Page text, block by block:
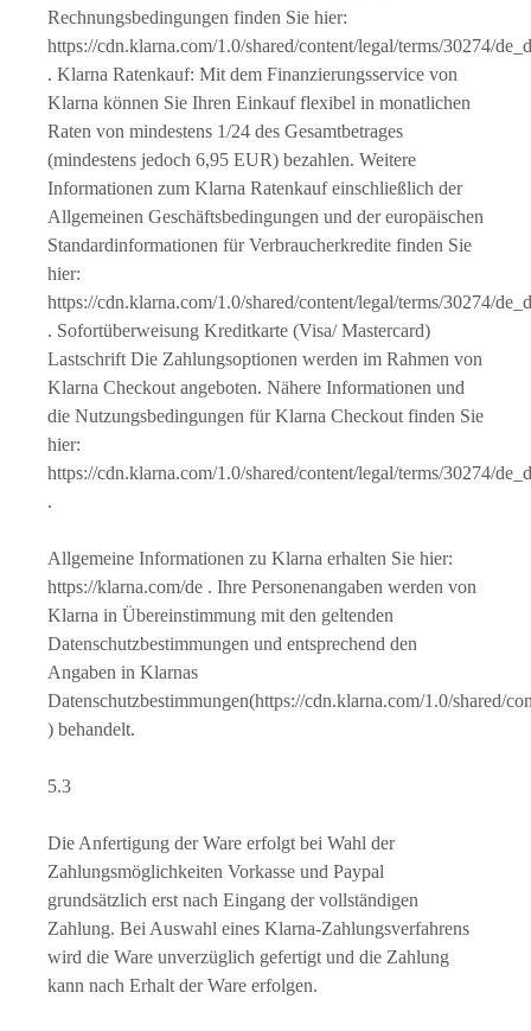
Rechnungsbedingungen finden Sie hier:
https://cdn.klarna.com/1.0/shared/content/legal/terms/30274/
. Klarna Ratenkauf: Mit dem Finanzierungsservice von
Klarna können Sie Ihren Einkauf flexibel in monatlichen
Raten von mindestens 1/24 des Gesamtbetrages
(mindestens jedoch 6,95 EUR) bezahlen. Weitere
Informationen zum Klarna Ratenkauf einschließlich der
Allgemeinen Geschäftsbedingungen und der europäischen
Standardinformationen für Verbraucherkredite finden Sie
hier:
https://cdn.klarna.com/1.0/shared/content/legal/terms/30274/
. Sofortüberweisung Kreditkarte (Visa/ Mastercard)
Lastschrift Die Zahlungsoptionen werden im Rahmen von
Klarna Checkout angeboten. Nähere Informationen und
die Nutzungsbedingungen für Klarna Checkout finden Sie
hier:
https://cdn.klarna.com/1.0/shared/content/legal/terms/30274/
.
Allgemeine Informationen zu Klarna erhalten Sie hier:
https://klarna.com/de . Ihre Personenangaben werden von
Klarna in Übereinstimmung mit den geltenden
Datenschutzbestimmungen und entsprechend den
Angaben in Klarnas
Datenschutzbestimmungen(https://cdn.klarna.com/1.0/shared/
) behandelt.
5.3
Die Anfertigung der Ware erfolgt bei Wahl der
Zahlungsmöglichkeiten Vorkasse und Paypal
grundsätzlich erst nach Eingang der vollständigen
Zahlung. Bei Auswahl eines Klarna-Zahlungsverfahrens
wird die Ware unverzüglich gefertigt und die Zahlung
kann nach Erhalt der Ware erfolgen.